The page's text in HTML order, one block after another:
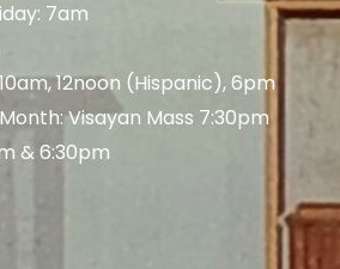
7am
12noon (Hispanic), 6pm
Visayan Mass 7:30pm
& 6:30pm